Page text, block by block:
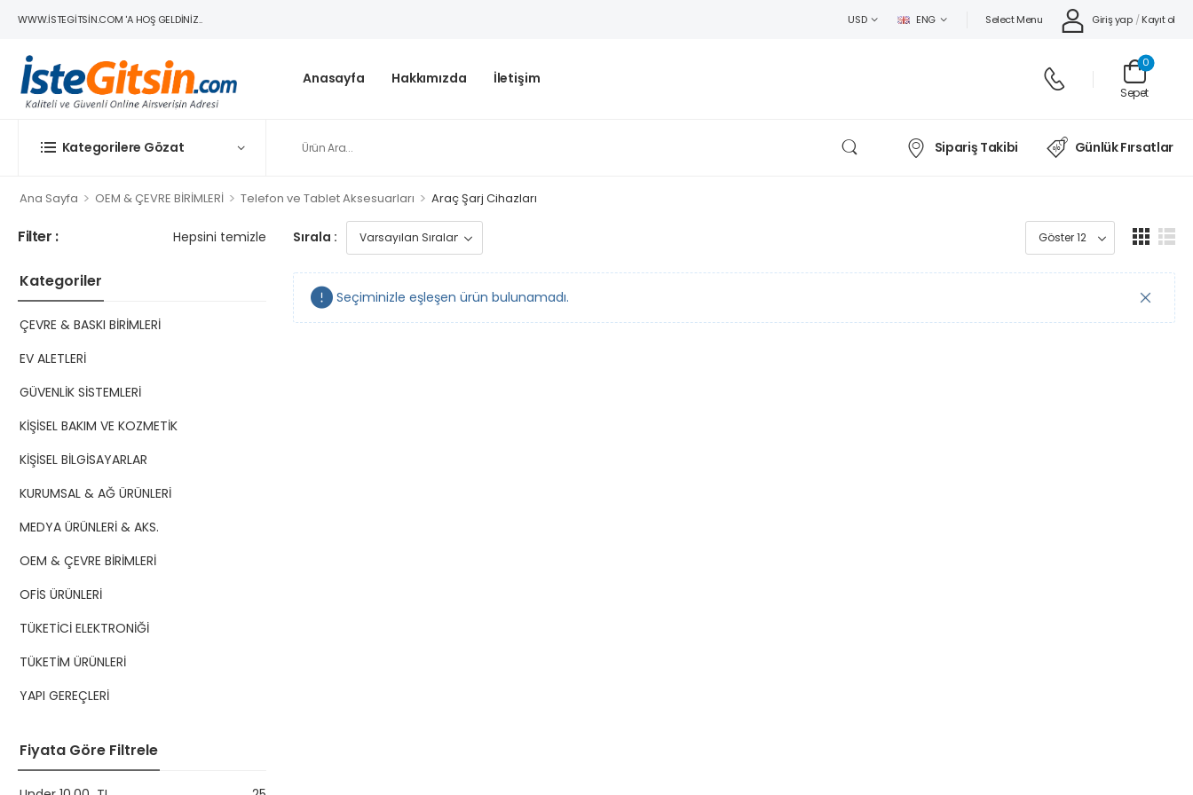
WWW.ISTEGITSIN.COM 'A HOŞ GELDINIZ.. USD ENG Select Menu Giriş yap / Kayıt ol
Anasayfa Hakkımızda İletişim
Sepet
0
Kategorilere Gözat Sipariş Takibi Günlük Fırsatlar
Ana Sayfa > OEM & ÇEVRE BİRİMLERİ > Telefon ve Tablet Aksesuarları > Araç Şarj Cihazları
Filter : Hepsini temizle
Kategoriler
ÇEVRE & BASKI BİRİMLERİ
EV ALETLERİ
GÜVENLİK SİSTEMLERİ
KİŞİSEL BAKIM VE KOZMETİK
KİŞİSEL BİLGİSAYARLAR
KURUMSAL & AĞ ÜRÜNLERİ
MEDYA ÜRÜNLERİ & AKS.
OEM & ÇEVRE BİRİMLERİ
OFİS ÜRÜNLERİ
TÜKETİCİ ELEKTRONİĞİ
TÜKETİM ÜRÜNLERİ
YAPI GEREÇLERİ
Fiyata Göre Filtrele
Sırala :
Seçiminizle eşleşen ürün bulunamadı.